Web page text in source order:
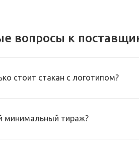
вопросы к
стоит стакан с логотипом?
минимальный тираж?